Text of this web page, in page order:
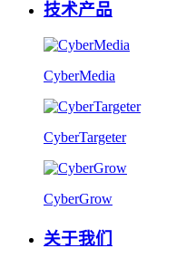
技术产品
CyberMedia
CyberTargeter
CyberGrow
关于我们